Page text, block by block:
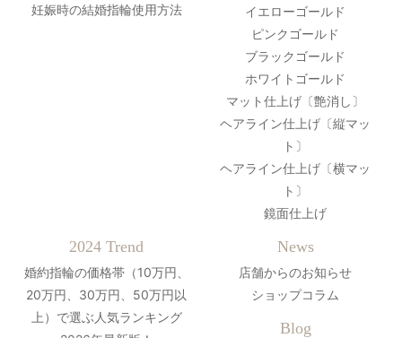
妊娠時の結婚指輪使用方法
イエローゴールド
ピンクゴールド
ブラックゴールド
ホワイトゴールド
マット仕上げ〔艶消し〕
ヘアライン仕上げ〔縦マッ
ト〕
ヘアライン仕上げ〔横マッ
ト〕
鏡面仕上げ
2024 Trend
婚約指輪の価格帯（10万円、
20万円、30万円、50万円以
上）で選ぶ人気ランキング
News
店舗からのお知らせ
ショップコラム
Blog